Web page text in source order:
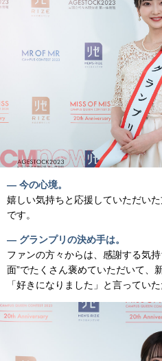
— 今の心境。
嬉しい気持ちと応援していただい
です。
— グランプリの決め手は。
ファンの方々からは、感謝する気
面”でたくさん褒めていただいて、
「好きになりました」と言ってい